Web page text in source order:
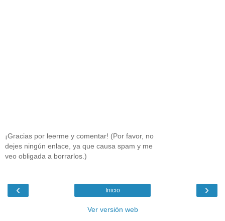
¡Gracias por leerme y comentar! (Por favor, no
dejes ningún enlace, ya que causa spam y me
veo obligada a borrarlos.)
‹ ›
Inicio
Ver versión web